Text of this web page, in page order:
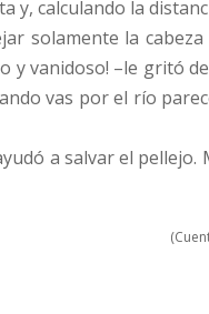
y, calculando la
solamente la
y vanidoso! –le gritó
vas por el río
a salvar el pellejo.